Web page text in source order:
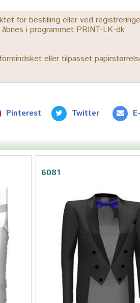
for bestilling eller ved
i programmet PRINT-LK-dk
eller tilpasset
Pinterest Twitter
6081